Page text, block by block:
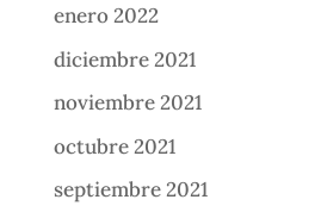
enero 2022
diciembre 2021
noviembre 2021
octubre 2021
septiembre 2021